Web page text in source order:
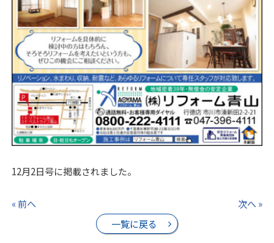
12月2日号に掲載されました。
« 前へ
一覧に戻る
次へ »